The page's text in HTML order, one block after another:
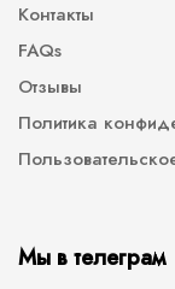
Контакты
FAQs
Отзывы
Политика
Мы в телеграм